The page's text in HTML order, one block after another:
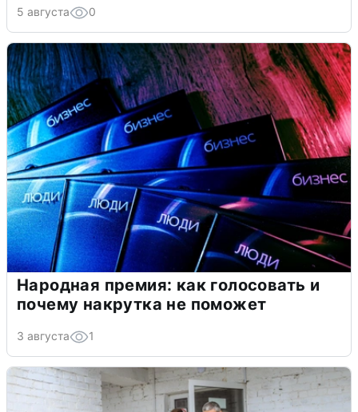
5 августа 0
Народная премия: как голосовать и
почему накрутка не поможет
3 августа 1